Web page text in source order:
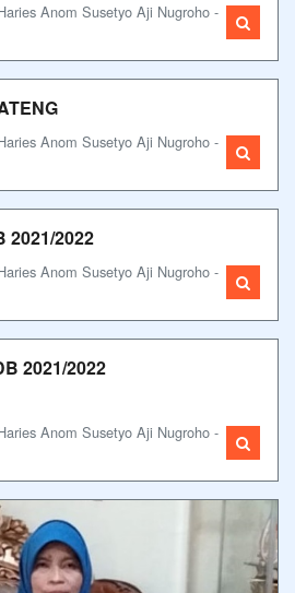
Anom Susetyo Aji Nugroho -
Anom Susetyo Aji Nugroho -
2021/2022
Anom Susetyo Aji Nugroho -
2021/2022
Anom Susetyo Aji Nugroho -